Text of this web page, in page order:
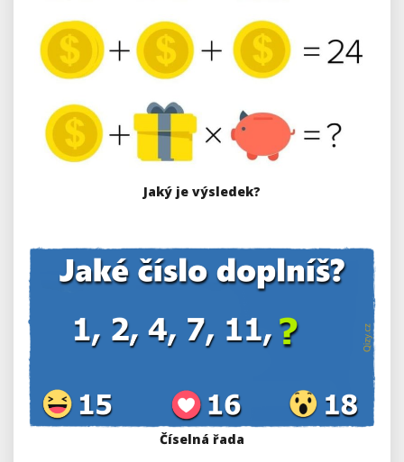
Jaký je výsledek?
Číselná řada